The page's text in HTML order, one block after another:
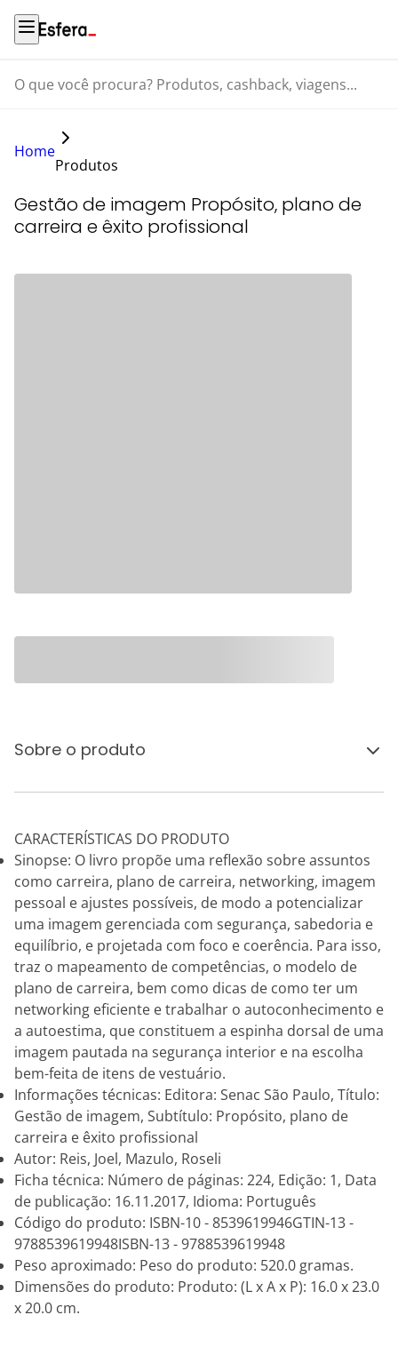
O que você procura? Produtos, cashback, viagens...
Home
Produtos
Gestão de imagem Propósito, plano de
carreira e êxito profissional
Sobre o produto
CARACTERÍSTICAS DO PRODUTO
Sinopse: O livro propõe uma reflexão sobre assuntos
como carreira, plano de carreira, networking, imagem
pessoal e ajustes possíveis, de modo a potencializar
uma imagem gerenciada com segurança, sabedoria e
equilíbrio, e projetada com foco e coerência. Para isso,
traz o mapeamento de competências, o modelo de
plano de carreira, bem como dicas de como ter um
networking eficiente e trabalhar o autoconhecimento e
a autoestima, que constituem a espinha dorsal de uma
imagem pautada na segurança interior e na escolha
bem-feita de itens de vestuário.
Informações técnicas: Editora: Senac São Paulo, Título:
Gestão de imagem, Subtítulo: Propósito, plano de
carreira e êxito profissional
Autor: Reis, Joel, Mazulo, Roseli
Ficha técnica: Número de páginas: 224, Edição: 1, Data
de publicação: 16.11.2017, Idioma: Português
Código do produto: ISBN-10 - 8539619946GTIN-13 -
9788539619948ISBN-13 - 9788539619948
Peso aproximado: Peso do produto: 520.0 gramas.
Dimensões do produto: Produto: (L x A x P): 16.0 x 23.0
x 20.0 cm.